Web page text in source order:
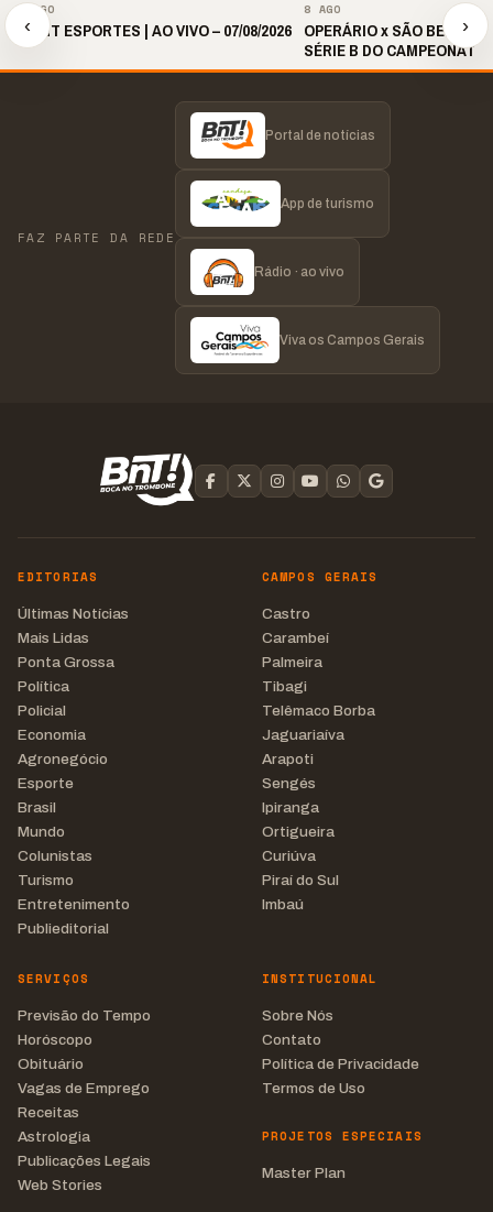
‹
8 AGO
🎙️ BNT ESPORTES | AO VIVO – 07/08/2026
8 AGO
OPERÁRIO x SÃO
SÉRIE B DO
2026 | 19H30
›
FAZ PARTE DA REDE
Portal de notícias
App de turismo
Rádio · ao vivo
Viva os Campos Gerais
EDITORIAS
Últimas Notícias
Mais Lidas
Ponta Grossa
Política
Policial
Economia
Agronegócio
Esporte
Brasil
Mundo
Colunistas
Turismo
Entretenimento
Publieditorial
CAMPOS GERAIS
Castro
Carambeí
Palmeira
Tibagi
Telêmaco Borba
Jaguariaíva
Arapoti
Sengés
Ipiranga
Ortigueira
Curiúva
Piraí do Sul
Imbaú
SERVIÇOS
Previsão do Tempo
Horóscopo
Obituário
Vagas de Emprego
Receitas
Astrologia
Publicações Legais
Web Stories
INSTITUCIONAL
Sobre Nós
Contato
Política de Privacidade
Termos de Uso
PROJETOS ESPECIAIS
Master Plan